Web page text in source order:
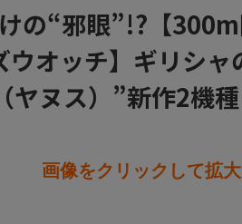
の“邪眼”!?【
ウオッチ】ギリシャ
ヤヌス）”新作2機種
画像をクリックして拡大